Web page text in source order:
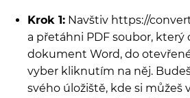
Krok 1: Navštiv https://
a přetáhni PDF soubor, který
dokument Word, do
vyber kliknutím na něj.
svého úložiště, kde si můžeš